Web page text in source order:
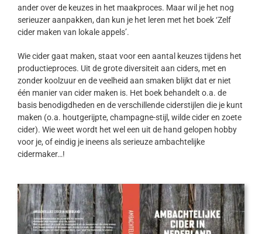
ander over de keuzes in het maakproces. Maar wil je het nog
serieuzer aanpakken, dan kun je het leren met het boek ‘Zelf
cider maken van lokale appels’.
Wie cider gaat maken, staat voor een aantal keuzes tijdens het
productieproces. Uit de grote diversiteit aan ciders, met en
zonder koolzuur en de veelheid aan smaken blijkt dat er niet
één manier van cider maken is. Het boek behandelt o.a. de
basis benodigdheden en de verschillende ciderstijlen die je kunt
maken (o.a. houtgerijpte, champagne-stijl, wilde cider en zoete
cider). Wie weet wordt het wel een uit de hand gelopen hobby
voor je, of eindig je ineens als serieuze ambachtelijke
cidermaker…!